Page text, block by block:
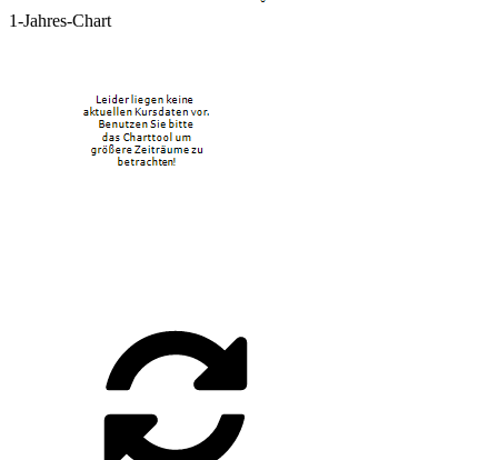
1-Jahres-Chart